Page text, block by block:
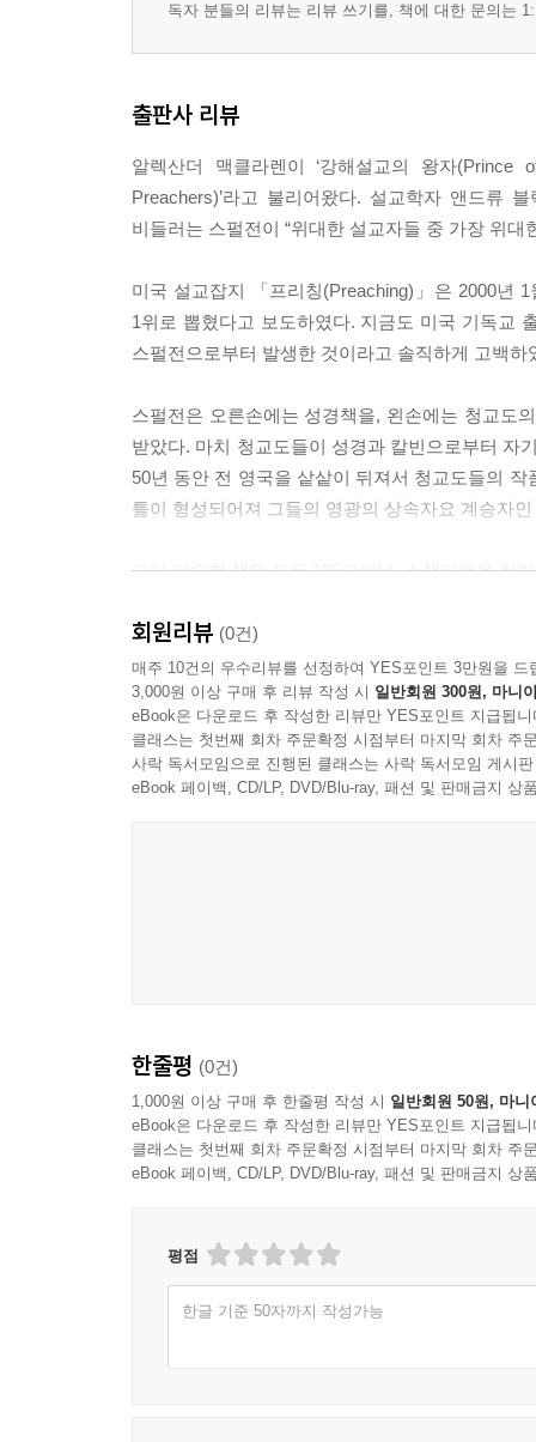
독자 분들의 리뷰는 리뷰 쓰기를, 책에 대한 문의는
출판사 리뷰
알렉산더 맥클라렌이 ‘강해설교의 왕자
Preachers)’라고 불리어왔다. 설교학자 앤드류
비들러는 스펄전이 “위대한 설교자들 중 가장 위대
미국 설교잡지 「프리칭(Preaching)」은 2000년
1위로 뽑혔다고 보도하였다. 지금도 미국 기독교
스펄전으로부터 발생한 것이라고 솔직하게 고백하
스펄전은 오른손에는 성경책을, 왼손에는 청교도
받았다. 마치 청교도들이 성경과 칼빈으로부터 자
50년 동안 전 영국을 샅샅이 뒤져서 청교도들의
틀이 형성되어져 그들의 영광의 상속자요 계승자
그가 저술한 책은 모두 135권인데, 소책자들을 합
20세기의 대설교가 헬무트 틸리케는 스펄전을 가
결코 사라지지 않는 떨기나무와 같은 존재였다.
뜨거움을 잃지 않았다. 그가 쓴 저서가 2백여
넘었지만 그의 설교는 오늘날에도 많은 설교자들
스펄전 설교의 특징은 다음과 같다.
회원리뷰 (0건)
매주 10건의 우수리뷰를 선정하여 YES포인트 3만원을 드
3,000원 이상 구매 후 리뷰 작성 시 일반회원 300원, 마니
eBook은 다운로드 후 작성한 리뷰만 YES포인트 지급됩니
클래스는 첫번째 회차 주문확정 시점부터 마지막 회차 주
사락 독서모임으로 진행된 클래스는 사락 독서모임 게시
eBook 페이백, CD/LP, DVD/Blu-ray, 패션 및 판매금지 상
한줄평 (0건)
1,000원 이상 구매 후 한줄평 작성 시 일반회원 50원, 마니
eBook은 다운로드 후 작성한 리뷰만 YES포인트 지급됩니
클래스는 첫번째 회차 주문확정 시점부터 마지막 회차 주
eBook 페이백, CD/LP, DVD/Blu-ray, 패션 및 판매금지 상
평점
한글 기준 50자까지 작성가능